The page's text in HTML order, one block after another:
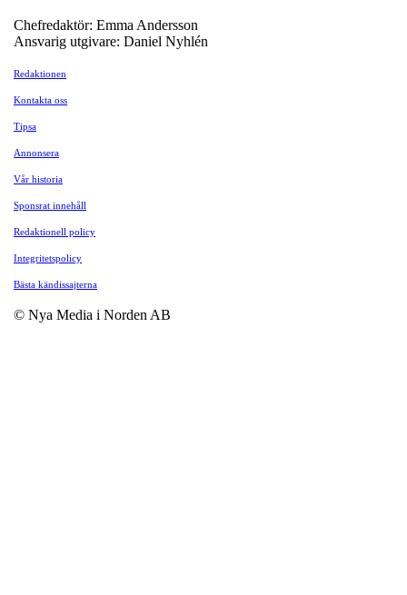
Chefredaktör: Emma Andersson
Ansvarig utgivare: Daniel Nyhlén
Redaktionen
Kontakta oss
Tipsa
Annonsera
Vår historia
Sponsrat innehåll
Redaktionell policy
Integritetspolicy
Bästa kändissajterna
© Nya Media i Norden AB